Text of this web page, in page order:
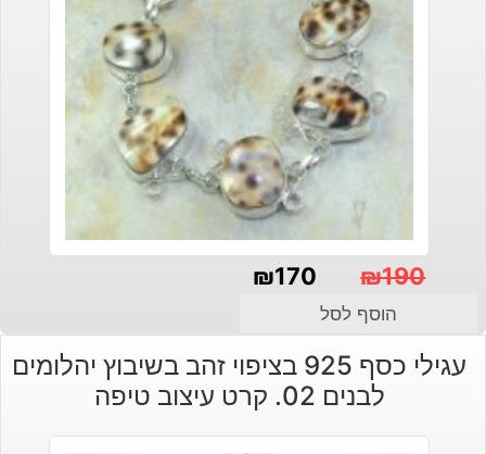
₪190
המקורי
היה:
₪170
הנוכחי
הוא:
הוסף לסל
עגילי כסף 925 בציפוי זהב בשיבוץ יהלומים
לבנים 02. קרט עיצוב טיפה